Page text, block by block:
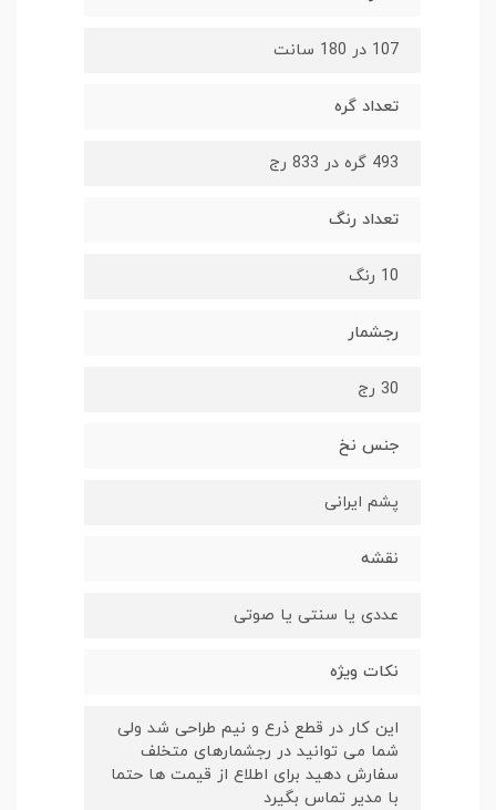
107 در 180 سانت
تعداد گره
493 گره در 833 رج
تعداد رنگ
10 رنگ
رجشمار
30 رج
جنس نخ
پشم ایرانی
نقشه
عددی یا سنتی یا صوتی
نکات ویژه
این کار در قطع ذرع و نیم طراحی شد ولی
شما می توانید در رجشمارهای متخلف
سفارش دهید برای اطلاع از قیمت ها حتما
با مدیر تماس بگیرد